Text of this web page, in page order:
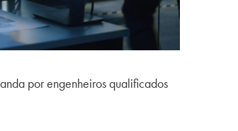
por engenheiros qualificados